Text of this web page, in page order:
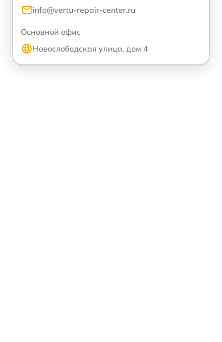
info@vertu-repair-center.ru
Основной офис
Новослободская улица, дом 4